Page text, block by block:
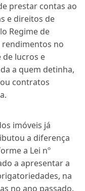
prestar contas ao
e direitos de
Regime de
rendimentos no
de lucros e
a quem detinha,
ou contratos
imóveis já
a diferença
a Lei nº
a apresentar a
na
no ano passado.